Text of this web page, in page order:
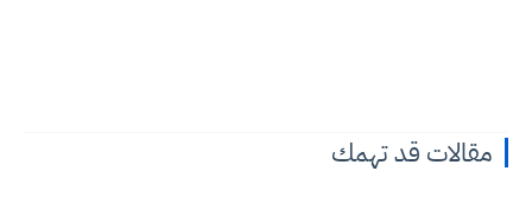
مقالات قد تهمك